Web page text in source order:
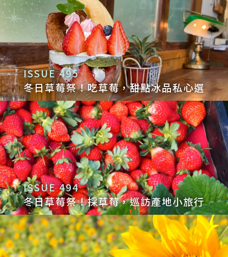
培育、留下他們都很困難，因為我們的工作
不是其他職場可以直接過來，需要一些天
份，和感性理性兼具的人格特質，但適合的
人可能又相對敏感，和其他公司的管理方式
很不一樣。
Q7：這十年來，在 Dear b&b 工作最開心
的是——
A7：最開心的也是有一群夥伴的時候，大家
願意一起把事情做到最好，而且是共同為了
台灣，那就是最棒的！2019 年當時和大家
一起把 Dear b&b 送去日本，開記者會與粉
絲見面會，把台灣介紹給日本，讓更多人認
識台灣的美好，這仍然是我覺得在 Dear
b&b 很開心的一個里程碑。
ISSUE 495
冬日草莓祭！吃草莓，甜點冰品私心選
ISSUE 494
冬日草莓祭！採草莓，巡訪產地小旅行